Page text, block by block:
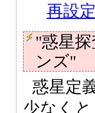
再設
"惑星
ンズ"
惑星定
少なく